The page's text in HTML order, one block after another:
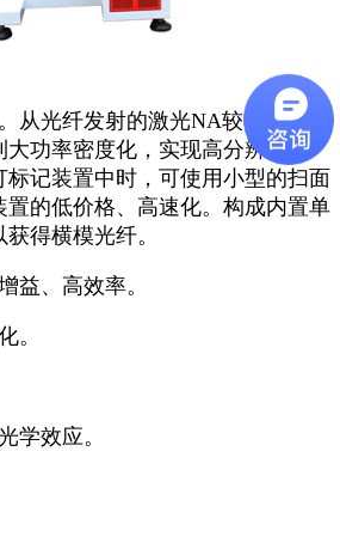
从光纤发射的激光NA较小，容易
功率密度化，实现高分辨率加
记装置中时，可使用小型的扫面
的低价格、高速化。构成内置单
得横模光纤。
益、高效率。
。
学效应。